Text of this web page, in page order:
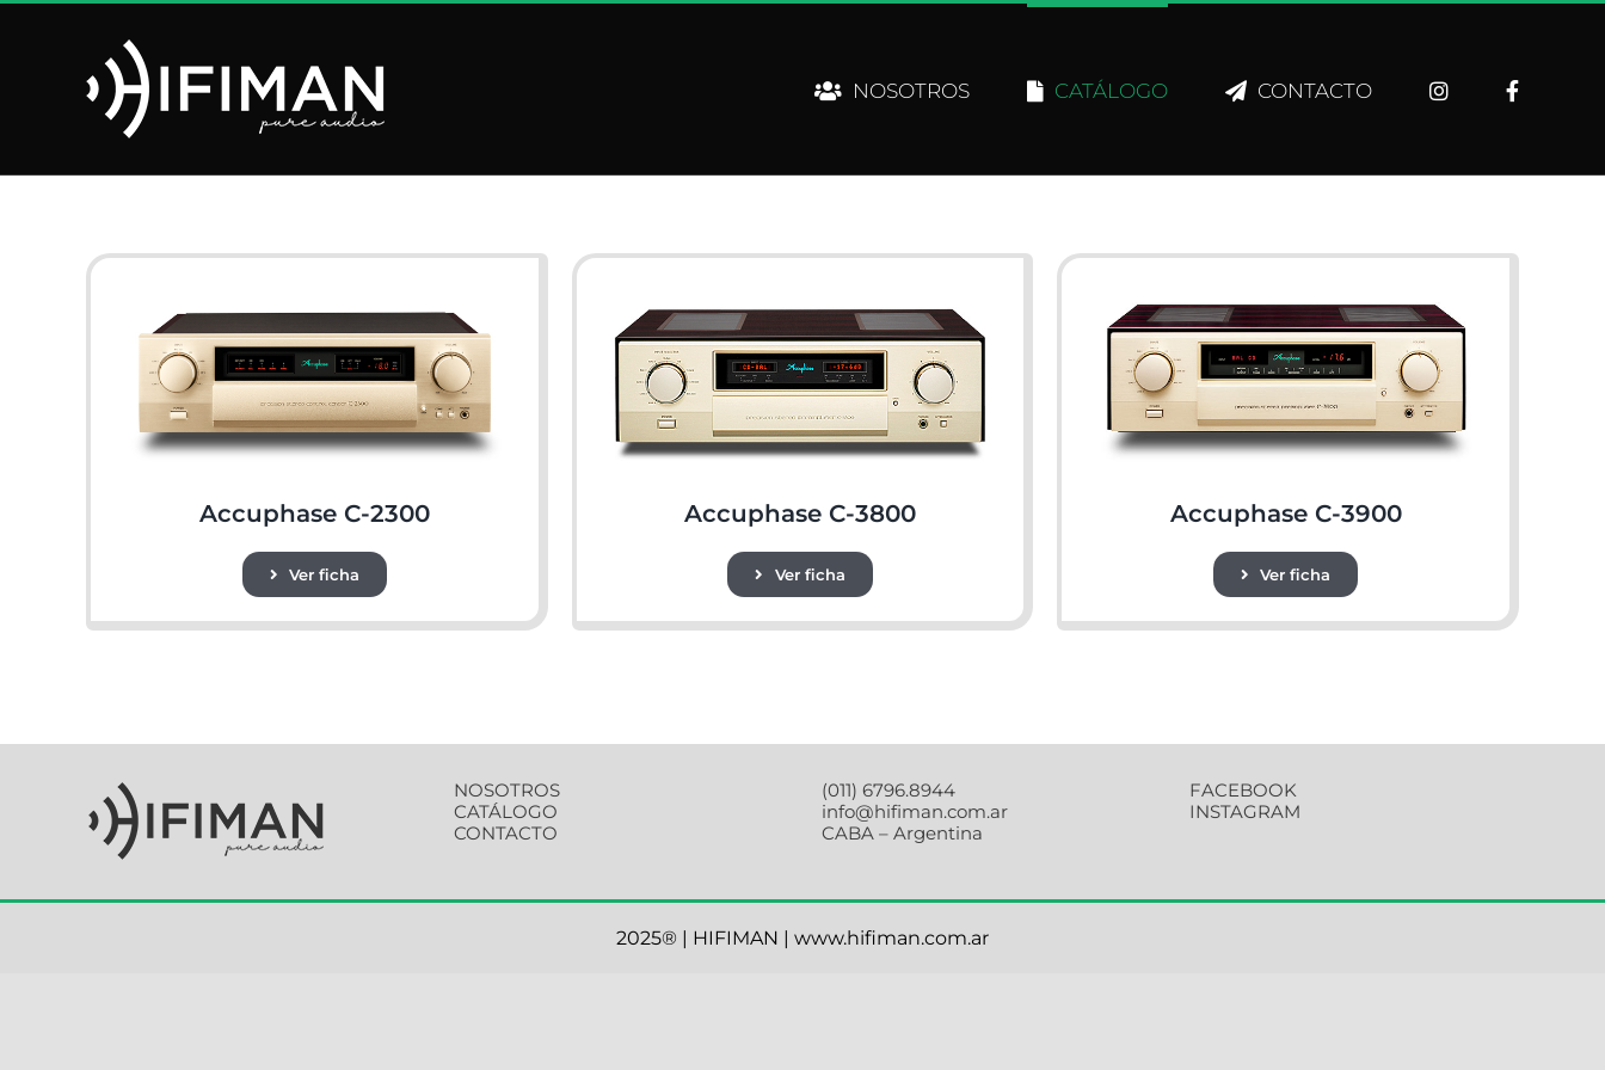
Saltar
NOSOTROS CATÁLOGO CONTACTO
Accuphase C-2300
Ver ficha
Accuphase C-3800
Ver ficha
Accuphase C-3900
Ver ficha
NOSOTROS
CATÁLOGO
CONTACTO
(011) 6796.8944
info@hifiman.com.ar
CABA – Argentina
FACEBOOK
INSTAGRAM
2025® | HIFIMAN | www.hifiman.com.ar